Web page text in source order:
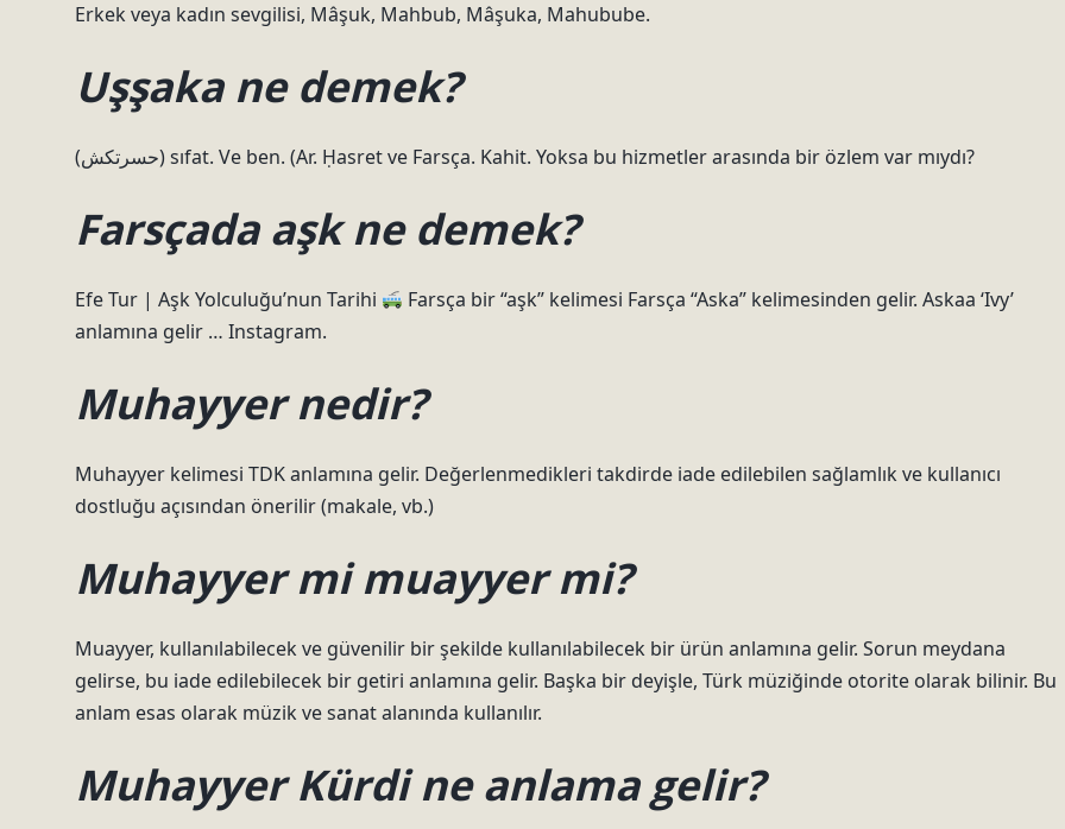
Erkek veya kadın sevgilisi, Mâşuk, Mahbub, Mâşuka, Mahubube.
Uşşaka ne demek?
(ﺣﺴﺮﺗﻜﺶ) sıfat. Ve ben. (Ar. Ḥasret ve Farsça. Kahit. Yoksa bu hizmetler arasında bir özlem var mıydı?
Farsçada aşk ne demek?
Efe Tur | Aşk Yolculuğu’nun Tarihi
Farsça bir “aşk” kelimesi Farsça “Aska” kelimesinden gelir. Askaa ‘Ivy’
anlamına gelir … Instagram.
Muhayyer nedir?
Muhayyer kelimesi TDK anlamına gelir. Değerlenmedikleri takdirde iade edilebilen sağlamlık ve kullanıcı
dostluğu açısından önerilir (makale, vb.)
Muhayyer mi muayyer mi?
Muayyer, kullanılabilecek ve güvenilir bir şekilde kullanılabilecek bir ürün anlamına gelir. Sorun meydana
gelirse, bu iade edilebilecek bir getiri anlamına gelir. Başka bir deyişle, Türk müziğinde otorite olarak bilinir. Bu
anlam esas olarak müzik ve sanat alanında kullanılır.
Muhayyer Kürdi ne anlama gelir?